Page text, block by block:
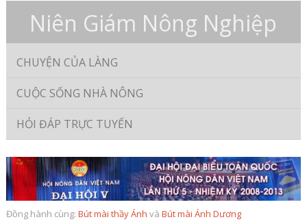
Niên Giám Nông Nghiệp
CHUYỆN CỦA LÀNG
CUỘC SỐNG NHÀ NÔNG
HỎI ĐÁP TRỰC TUYẾN
Đồng hành cùng: Bút mài thầy Ánh và Bút mài Ánh Dương